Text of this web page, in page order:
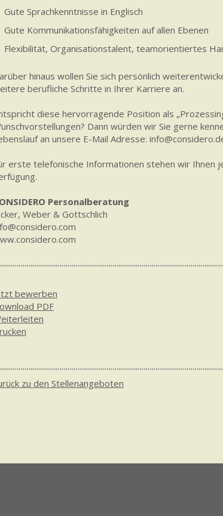
Gute Sprachkenntnisse in Englisch
Gute Kommunikationsfähigkeiten auf allen Ebenen
Flexibilität, Organisationstalent, teamorientiertes
hinaus wollen Sie sich persönlich
berufliche Schritte in Ihrer Karriere an.
diese hervorragende Position als
Dann würden wir Sie gerne
an unsere E-Mail Adresse:
erste telefonische Informationen stehen wir Ihnen
Personalberatung
Weber & Gottschlich
bewerben
PDF
zu den Stellenangeboten